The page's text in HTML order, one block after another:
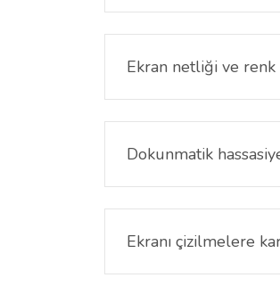
Nothing Phone (3A)
sensör alanlarıyla tam
Ekran netliği ve
Hayır. Şeffaf yüzey
Dokunmatik
Dokunmatik hassasiyet
Ekranı çizilmelere
Günlük kullanımda